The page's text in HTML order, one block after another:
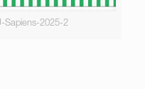
Sapiens-2025-2